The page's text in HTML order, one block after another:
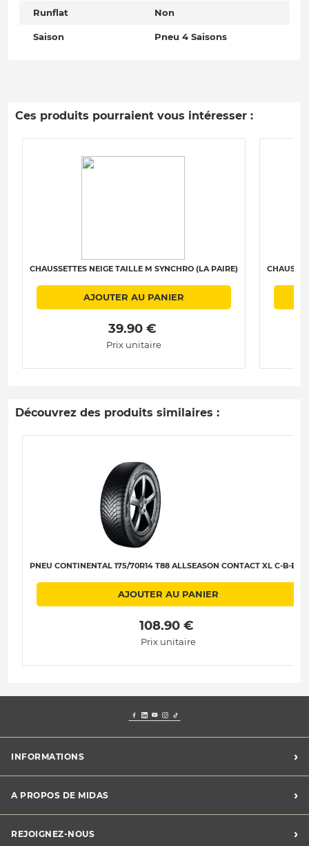
Runflat Non
Saison Pneu 4 Saisons
Ces produits pourraient vous intéresser :
CHAUSSETTES NEIGE TAILLE M SYNCHRO (LA PAIRE)
AJOUTER AU PANIER
39.90 €
Prix unitaire
Découvrez des produits similaires :
PNEU CONTINENTAL 175/70R14 T88 ALLSEASON CONTACT XL C-B-B-71
AJOUTER AU PANIER
108.90 €
Prix unitaire
INFORMATIONS ›
Charte des cookies
Charte des données personnelles
CGV
A PROPOS DE MIDAS ›
Midas France
REJOIGNEZ-NOUS ›